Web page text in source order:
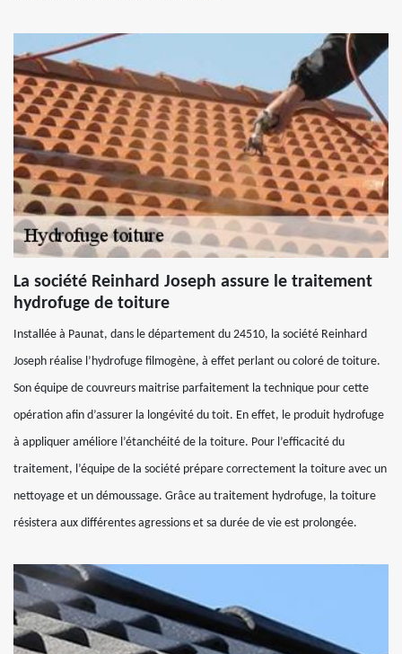
La société Reinhard Joseph assure le traitement
hydrofuge de toiture
Installée à Paunat, dans le département du 24510, la société Reinhard
Joseph réalise l’hydrofuge filmogène, à effet perlant ou coloré de toiture.
Son équipe de couvreurs maitrise parfaitement la technique pour cette
opération afin d’assurer la longévité du toit. En effet, le produit hydrofuge
à appliquer améliore l’étanchéité de la toiture. Pour l’efficacité du
traitement, l’équipe de la société prépare correctement la toiture avec un
nettoyage et un démoussage. Grâce au traitement hydrofuge, la toiture
résistera aux différentes agressions et sa durée de vie est prolongée.